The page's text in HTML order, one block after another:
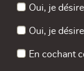
Oui, je
Oui, je
En cochant